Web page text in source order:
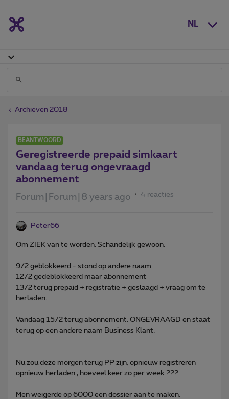
NL
Archieven 2018
BEANTWOORD
Geregistreerde prepaid simkaart
vandaag terug ongevraagd
abonnement
Forum|Forum|8 years ago 4 reacties
Peter66
Om ZIEK van te worden. Schandelijk gewoon.
9/2 geblokkeerd - stond op andere naam
12/2 gedeblokkeerd maar abonnement
13/2 terug prepaid + registratie + geslaagd + vraag om te
herladen.
Vandaag 15/2 terug abonnement. ONGEVRAAGD en staat
terug op een andere naam Business Klant.
Nu zou deze morgen terug PP zijn, opnieuw registreren
opnieuw herladen , hoeveel keer zo per week ???
Men weigerde op 6000 een dossier aan te maken.